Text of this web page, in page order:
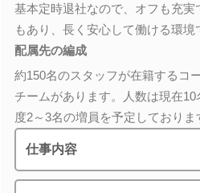
基本定時退社なので、オフも充
もあり、長く安心して働ける環境
配属先の編成
約150名のスタッフが在籍するコ
チームがあります。人数は現在
度2～3名の増員を予定しておりま
仕事内容